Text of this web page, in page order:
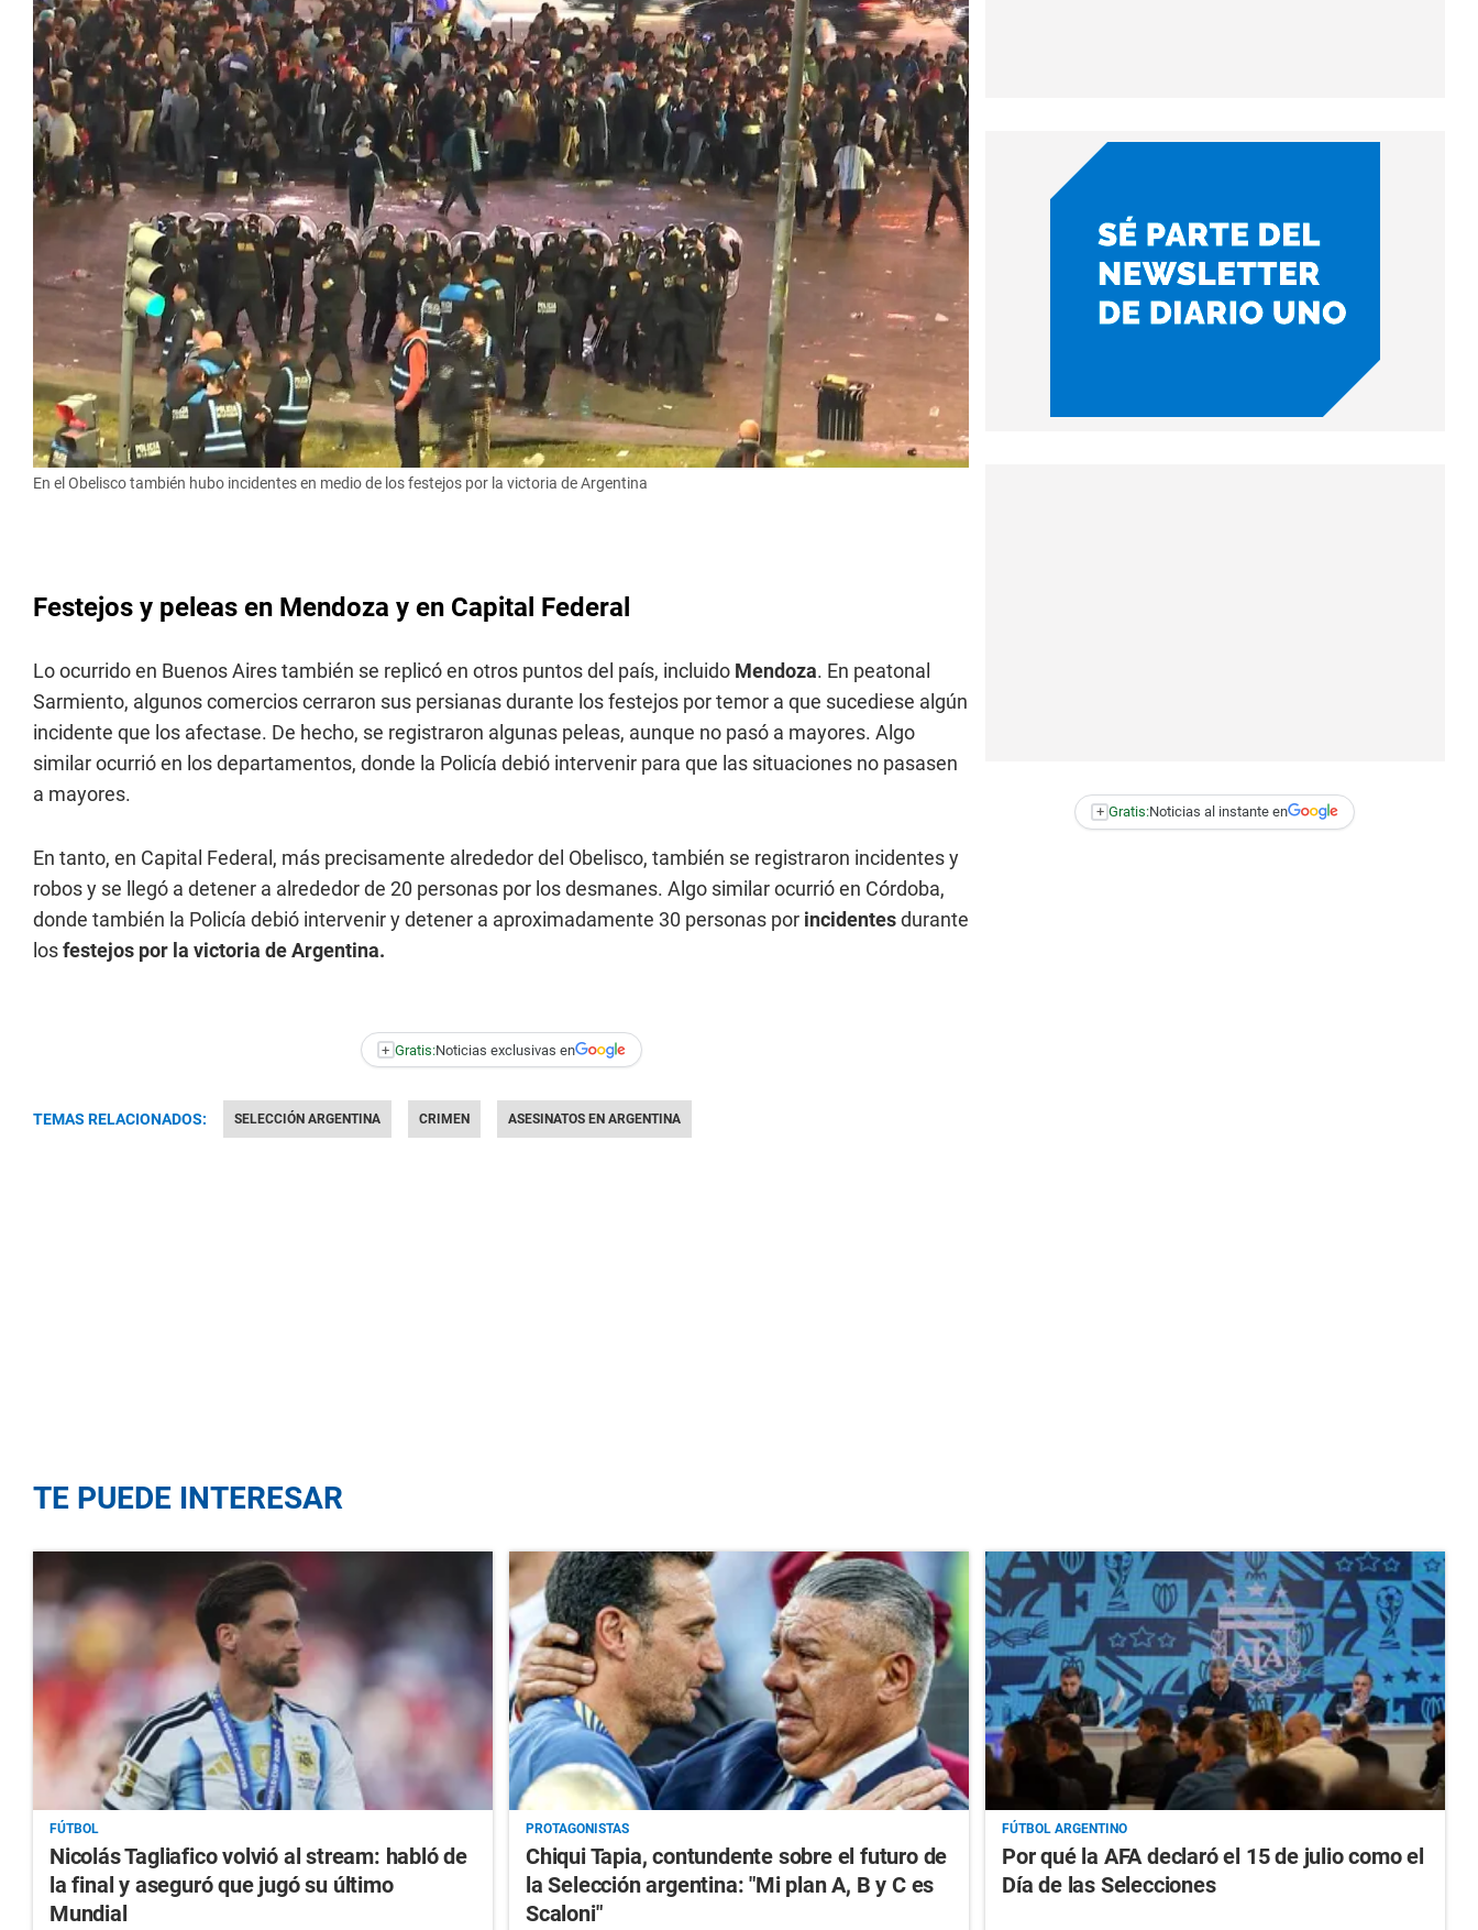
En el Obelisco también hubo incidentes en medio de los festejos por la victoria de Argentina
Festejos y peleas en Mendoza y en Capital Federal
Lo ocurrido en Buenos Aires también se replicó en otros puntos del país, incluido Mendoza. En peatonal
Sarmiento, algunos comercios cerraron sus persianas durante los festejos por temor a que sucediese algún
incidente que los afectase. De hecho, se registraron algunas peleas, aunque no pasó a mayores. Algo
similar ocurrió en los departamentos, donde la Policía debió intervenir para que las situaciones no pasasen
a mayores.
En tanto, en Capital Federal, más precisamente alrededor del Obelisco, también se registraron incidentes y
robos y se llegó a detener a alrededor de 20 personas por los desmanes. Algo similar ocurrió en Córdoba,
donde también la Policía debió intervenir y detener a aproximadamente 30 personas por incidentesdurante
losfestejos por la victoria de Argentina.
+ Gratis:Noticias exclusivas en
TEMAS RELACIONADOS: SELECCIÓN ARGENTINA CRIMEN ASESINATOS EN ARGENTINA
+ Gratis:Noticias al instante en
TE PUEDE INTERESAR
FÚTBOL
Nicolás Tagliafico volvió al stream: habló de
la final y aseguró que jugó su último
Mundial
PROTAGONISTAS
Chiqui Tapia, contundente sobre el futuro de
la Selección argentina: "Mi plan A, B y C es
Scaloni"
FÚTBOL ARGENTINO
Por qué la AFA declaró el 15 de julio como el
Día de las Selecciones